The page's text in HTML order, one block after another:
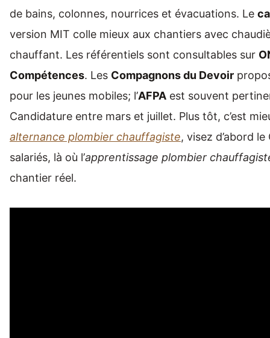
de bains, colonnes, nourrices et évacuations. Le
version MIT colle mieux aux chantiers avec
chauffant. Les référentiels sont consultables sur
Compétences. Les Compagnons du Devoir
pour les jeunes mobiles; l’AFPA est souvent
Candidature entre mars et juillet. Plus tôt, c’est
alternance plombier chauffagiste, visez d’abord
salariés, là où l’apprentissage plombier
chantier réel.